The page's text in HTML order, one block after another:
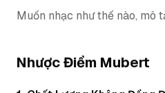
Muốn nhạc như thế nào, mô
Nhược Điểm Mubert